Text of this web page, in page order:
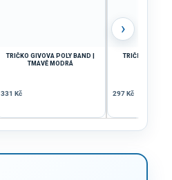
TRIČKO GIVOVA POLY BAND |
TMAVĚ MODRÁ
331 Kč
TRIČKO
297 Kč
›